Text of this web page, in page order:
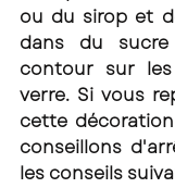
ou du sirop et
dans du
contour sur
verre. Si vous
cette
conseillons
les conseils